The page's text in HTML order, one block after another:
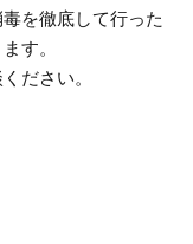
を徹底して行った
す。
ださい。